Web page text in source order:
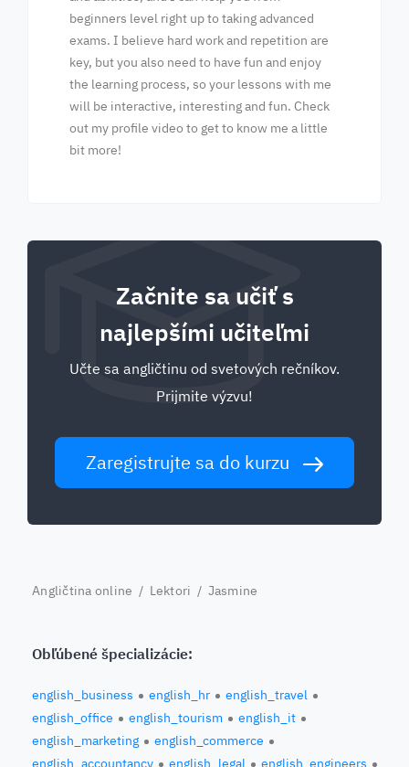
beginners level right up to taking advanced
exams. I believe hard work and repetition are
key, but you also need to have fun and enjoy
the learning process, so your lessons with me
will be interactive, interesting and fun. Check
out my profile video to get to know me a little
bit more!
Začnite sa učiť s
najlepšími učiteľmi
Učte sa angličtinu od svetových rečníkov.
Prijmite výzvu!
Zaregistrujte sa do kurzu
Angličtina online / Lektori / Jasmine
Obľúbené špecializácie:
english_business english_hr
english_travel
english_office
english_tourism
english_it
english_marketing
english_commerce
english_accountancy
english_legal english_engineers